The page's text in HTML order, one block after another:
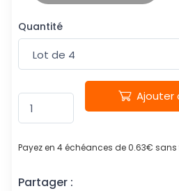
Quantité
Ajouter
Payez en 4 échéances de 0.63€
Partager :